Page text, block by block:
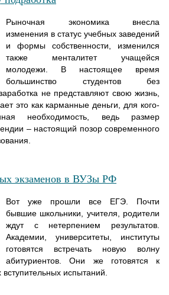
Рыночная экономика внесла
изменения в статус учебных заведений
и формы собственности, изменился
также менталитет учащейся
молодежи. В настоящее время
большинство студентов без
не представляют свою жизнь,
это как карманные деньги, для кого-
необходимость, ведь размер
– настоящий позор современного
экзаменов в ВУЗы РФ
Вот уже прошли все ЕГЭ. Почти
бывшие школьники, учителя, родители
ждут с нетерпением результатов.
Академии, университеты, институты
готовятся встречать новую волну
абитуриентов. Они же готовятся к
испытаний.